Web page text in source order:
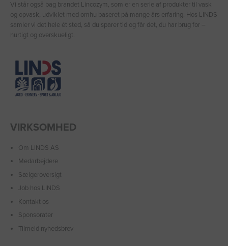
Vi står også bag brandet Lincozym, som er en serie af produkter til vask
og opvask, udviklet med omhu baseret på mange års erfaring. Hos LINDS
samler vi det hele ét sted, så du sparer tid og får det, du har brug for –
hurtigt og overskueligt.
VIRKSOMHED
Om LINDS AS
Medarbejdere
Sælgeroversigt
Job hos LINDS
Kontakt os
Sponsorater
Tilmeld nyhedsbrev